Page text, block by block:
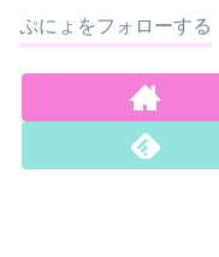
ぷにょをフォローする